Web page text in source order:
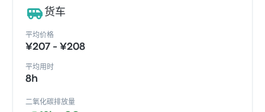
货车
平均价格
¥207 - ¥208
平均用时
8h
二氧化碳排放量